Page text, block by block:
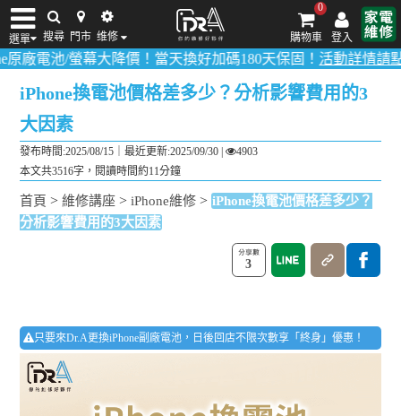
選單 搜尋 門市 维修 登入
0
購物車
iPhone維修/價格 筆電維修/價格 Android手機維修/價格 MacBook維修/價
大降價！當天換好加碼180天保固！活動詳情請點我！多數品
iPhone換電池價格差多少？分析影響費用的3
大因素
發布時間:2025/08/15｜最近更新:2025/09/30 |
4903
本文共3516字，閱讀時間約11分鐘
首頁 >維修講座 >iPhone維修 > iPhone換電池價格差多少？
分析影響費用的3大因素
3
只要來Dr.A更換iPhone副廠電池，日後回店不限次數享「終身」優惠！